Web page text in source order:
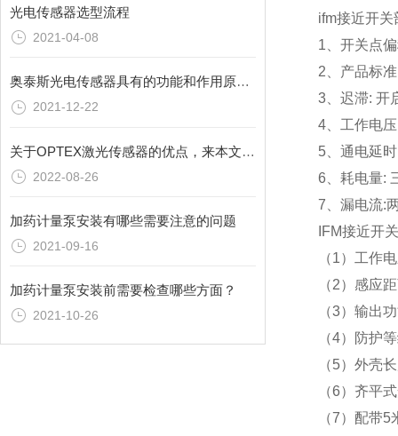
光电传感器选型流程
2021-04-08
奥泰斯光电传感器具有的功能和作用原理介绍
2021-12-22
关于OPTEX激光传感器的优点，来本文你就能看到
2022-08-26
加药计量泵安装有哪些需要注意的问题
2021-09-16
加药计量泵安装前需要检查哪些方面？
2021-10-26
ifm接近开
1、开关点
2、产品标
3、迟滞: 开
4、工作电
5、通电延
6、耗电量:
7、漏电流:
IFM接近开
（1）工作
（2）感应
（3）输出
（4）防护
（5）外壳
（6）齐平
（7）配带